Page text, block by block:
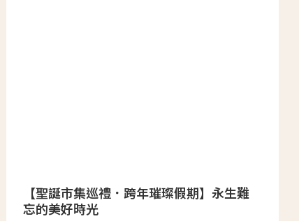
【聖誕市集巡禮．跨年璀璨假期】永生難
忘的美好時光